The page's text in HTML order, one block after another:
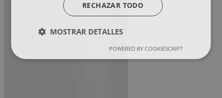
RECHAZAR TODO
MOSTRAR DETALLES
POWERED BY COOKIESCRIPT